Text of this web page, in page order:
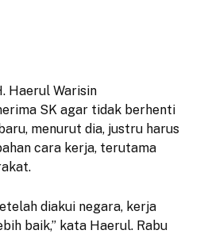
Haerul Warisin
SK agar tidak berhenti
menurut dia, justru harus
cara kerja, terutama
diakui negara, kerja
baik,” kata Haerul. Rabu